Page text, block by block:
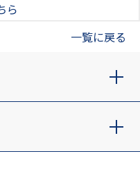
ら
一覧に戻る